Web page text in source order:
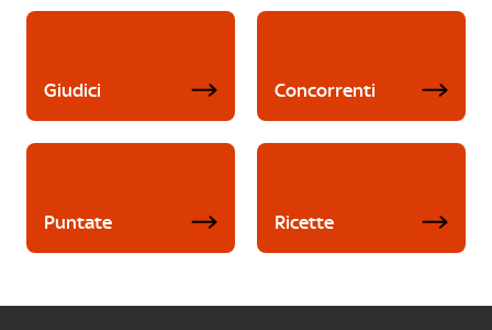
Giudici Concorrenti
Puntate Ricette